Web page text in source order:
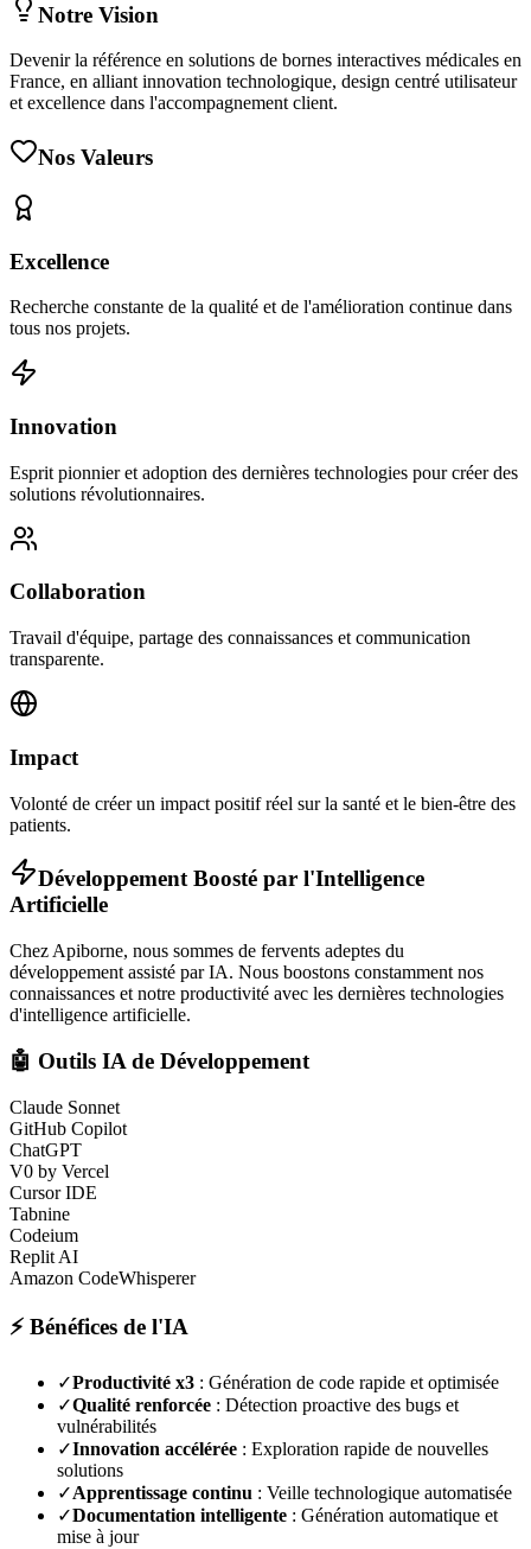
Notre Vision
Devenir la référence en solutions de bornes interactives médicales en
France, en alliant innovation technologique, design centré utilisateur
et excellence dans l'accompagnement client.
Nos Valeurs
Excellence
Recherche constante de la qualité et de l'amélioration continue dans
tous nos projets.
Innovation
Esprit pionnier et adoption des dernières technologies pour créer des
solutions révolutionnaires.
Collaboration
Travail d'équipe, partage des connaissances et communication
transparente.
Impact
Volonté de créer un impact positif réel sur la santé et le bien-être des
patients.
Développement Boosté par l'Intelligence
Artificielle
Chez Apiborne, nous sommes de fervents adeptes du
développement assisté par IA. Nous boostons constamment nos
connaissances et notre productivité avec les dernières technologies
d'intelligence artificielle.
🤖 Outils IA de Développement
Claude Sonnet
GitHub Copilot
ChatGPT
V0 by Vercel
Cursor IDE
Tabnine
Codeium
Replit AI
Amazon CodeWhisperer
⚡ Bénéfices de l'IA
✓Productivité x3 : Génération de code rapide et optimisée
✓Qualité renforcée : Détection proactive des bugs et
vulnérabilités
✓Innovation accélérée : Exploration rapide de nouvelles
solutions
✓Apprentissage continu : Veille technologique automatisée
✓Documentation intelligente : Génération automatique et
mise à jour